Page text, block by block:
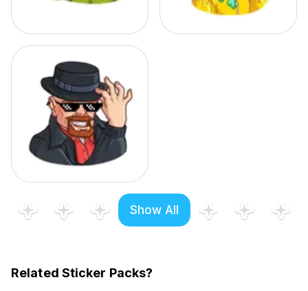
Show All
Related Sticker Packs?